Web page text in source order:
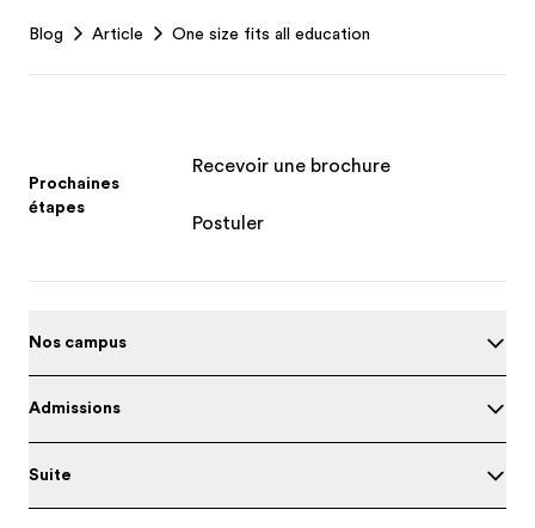
Blog Article One size fits all education
Prochaines
étapes
Recevoir une brochure
Postuler
Nos campus
Admissions
Suite